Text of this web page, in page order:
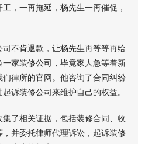
，一再拖延，杨先生一再催促，
不肯退款，让杨先生再等等再给
家装修公司，毕竟家人急等着新
律所的官网。他咨询了合同纠纷
诉装修公司来维护自己的权益。
了相关证据，包括装修合同、收
并委托律师代理诉讼，起诉装修